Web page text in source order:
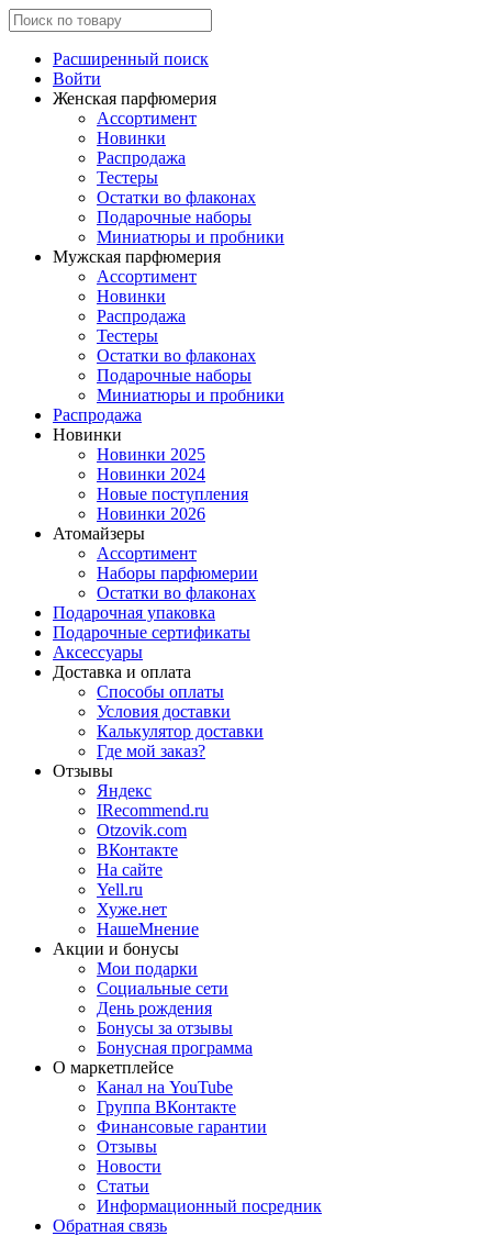
Расширенный поиск
Войти
Женская парфюмерия
Ассортимент
Новинки
Распродажа
Тестеры
Остатки во флаконах
Подарочные наборы
Миниатюры и пробники
Мужская парфюмерия
Ассортимент
Новинки
Распродажа
Тестеры
Остатки во флаконах
Подарочные наборы
Миниатюры и пробники
Распродажа
Новинки
Новинки 2025
Новинки 2024
Новые поступления
Новинки 2026
Атомайзеры
Ассортимент
Наборы парфюмерии
Остатки во флаконах
Подарочная упаковка
Подарочные сертификаты
Аксессуары
Доставка и оплата
Способы оплаты
Условия доставки
Калькулятор доставки
Где мой заказ?
Отзывы
Яндекс
IRecommend.ru
Otzovik.com
ВКонтакте
На сайте
Yell.ru
Хуже.нет
НашеМнение
Акции и бонусы
Мои подарки
Социальные сети
День рождения
Бонусы за отзывы
Бонусная программа
О маркетплейсе
Канал на YouTube
Группа ВКонтакте
Финансовые гарантии
Отзывы
Новости
Статьи
Информационный посредник
Обратная связь